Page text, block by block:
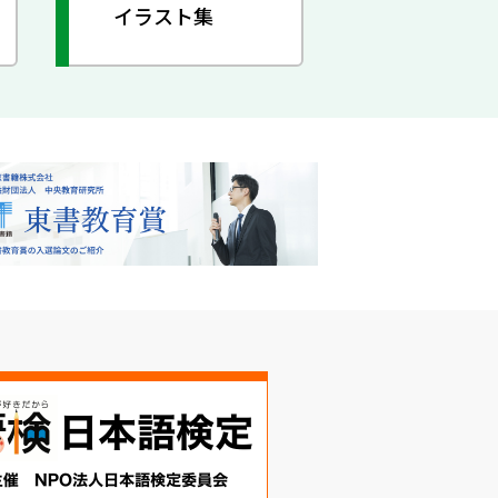
イラスト集